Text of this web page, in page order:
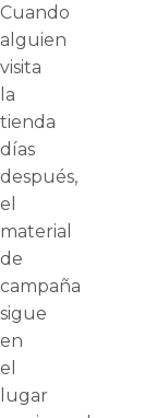
Cuando
alguien
visita
la
tienda
días
después,
el
material
de
campaña
sigue
en
el
lugar